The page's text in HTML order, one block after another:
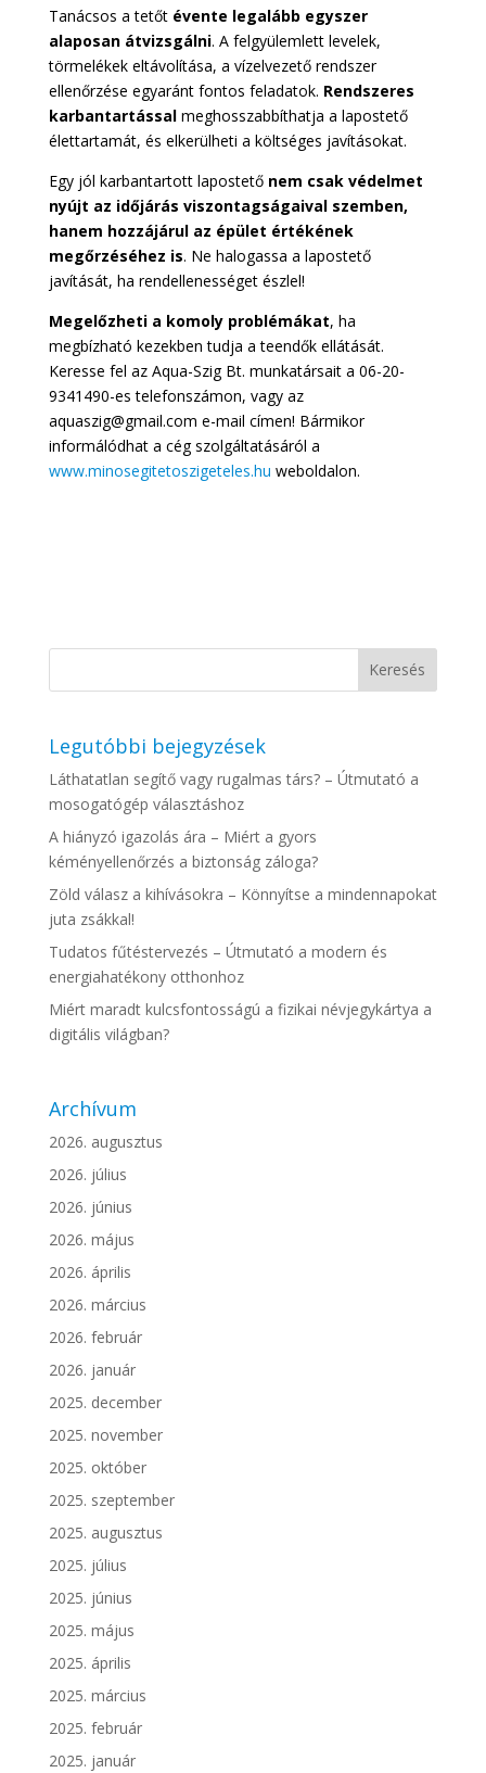
Tanácsos a tetőt évente legalább egyszer
alaposan átvizsgálni. A felgyülemlett levelek,
törmelékek eltávolítása, a vízelvezető rendszer
ellenőrzése egyaránt fontos feladatok. Rendszeres
karbantartással meghosszabbíthatja a lapostető
élettartamát, és elkerülheti a költséges javításokat.
Egy jól karbantartott lapostetőnem csak védelmet
nyújt az időjárás viszontagságaival szemben,
hanem hozzájárul az épület értékének
megőrzéséhez is. Ne halogassa a lapostető
javítását, ha rendellenességet észlel!
Megelőzheti a komoly problémákat, ha
megbízható kezekben tudja a teendők ellátását.
Keresse fel az Aqua-Szig Bt. munkatársait a 06-20-
9341490-es telefonszámon, vagy az
aquaszig@gmail.com e-mail címen! Bármikor
informálódhat a cég szolgáltatásáról a
www.minosegitetoszigeteles.hu weboldalon.
Legutóbbi bejegyzések
Láthatatlan segítő vagy rugalmas társ? – Útmutató a
mosogatógép választáshoz
A hiányzó igazolás ára – Miért a gyors
kéményellenőrzés a biztonság záloga?
Zöld válasz a kihívásokra – Könnyítse a mindennapokat
juta zsákkal!
Tudatos fűtéstervezés – Útmutató a modern és
energiahatékony otthonhoz
Miért maradt kulcsfontosságú a fizikai névjegykártya a
digitális világban?
Archívum
2026. augusztus
2026. július
2026. június
2026. május
2026. április
2026. március
2026. február
2026. január
2025. december
2025. november
2025. október
2025. szeptember
2025. augusztus
2025. július
2025. június
2025. május
2025. április
2025. március
2025. február
2025. január